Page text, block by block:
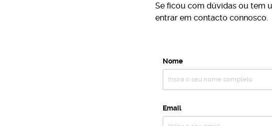
Se ficou com dúvidas ou tem
entrar em contacto connosco.
Nome
Email